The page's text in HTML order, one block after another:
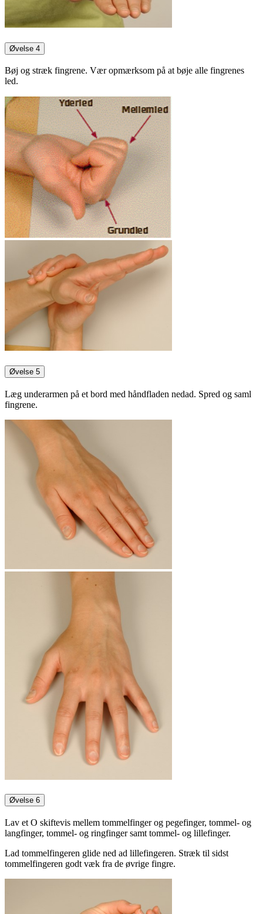
Øvelse 4
Bøj og stræk fingrene. Vær opmærksom på at bøje alle fingrenes
led.
Øvelse 5
Læg underarmen på et bord med håndfladen nedad. Spred og saml
fingrene.
Øvelse 6
Lav et O skiftevis mellem tommelfinger og pegefinger, tommel- og
langfinger, tommel- og ringfinger samt tommel- og lillefinger.
Lad tommelfingeren glide ned ad lillefingeren. Stræk til sidst
tommelfingeren godt væk fra de øvrige fingre.